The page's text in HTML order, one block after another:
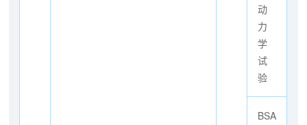
动
力
学
试
验
BSA